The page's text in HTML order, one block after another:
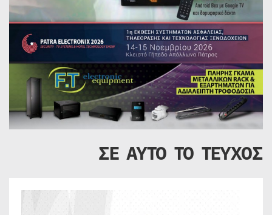
ΣΕ ΑΥΤΟ ΤΟ ΤΕΥΧΟΣ